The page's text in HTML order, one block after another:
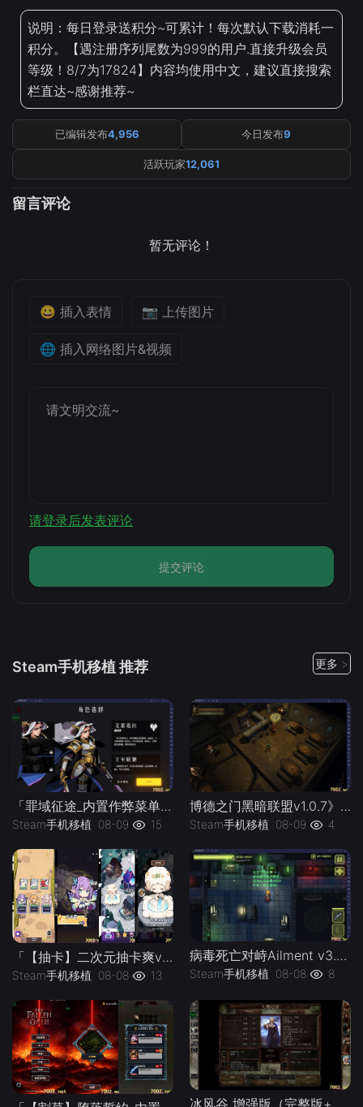
说明：每日登录送积分~可累计！每次默认下载消耗一
积分。【遇注册序列尾数为999的用户.直接升级会员
等级！8/7为17824】内容均使用中文，建议直接搜索
栏直达~感谢推荐~
已编辑发布4,956 今日发布9
活跃玩家12,061
留言评论
暂无评论！
😀 插入表情 📷 上传图片
🌐 插入网络图片&视频
请登录后发表评论
提交评论
Steam手机移植 推荐 更多 >
「罪域征途_内置作弊菜单」-手机移植版下载-.均亲测可玩
Steam手机移植 08-09 15
博德之门黑暗联盟v1.0.7》[完整版]Steam移植
Steam手机移植 08-09 4
「【抽卡】二次元抽卡爽v0.34.4_免广告-手机移植版下载-.均亲测可玩
Steam手机移植 08-08 13
病毒死亡对峙Ailment v3.3.5》[完整版]Steam移植
Steam手机移植 08-08 8